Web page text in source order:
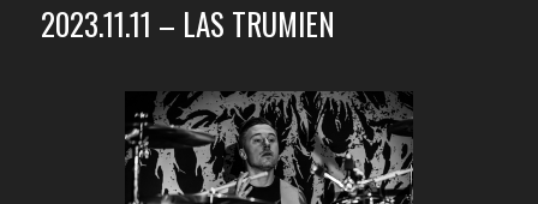
2023.11.11 – LAS TRUMIEN